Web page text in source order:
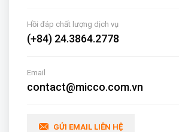
Hồi đáp chất lượng dịch vụ
(+84) 24.3864.2778
Email
contact@micco.com.vn
GỬI EMAIL LIÊN HỆ